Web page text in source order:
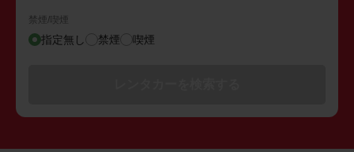
禁煙/喫煙
指定無し 禁煙 喫煙